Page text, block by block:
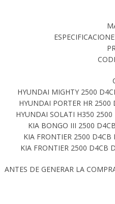
HYUNDAI MIGHTY 2500
HYUNDAI PORTER HR
HYUNDAI SOLATI H350
KIA BONGO III 2500
KIA FRONTIER 2500
KIA FRONTIER 2500 D4CB
ANTES DE GENERAR LA